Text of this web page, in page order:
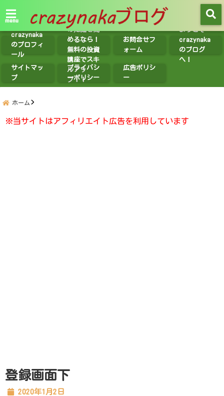
menu
crazynaka
のプロフィ
ール
紹介】投資
の知識を高
めるなら！
無料の投資
講座でスキ
ルアッ
プ！！
お問合せフ
ォーム
ようこそ
crazynaka
のブログ
へ！
サイトマッ
プ
プライバシ
ーポリシー
広告ポリシ
ー
ホーム
※当サイトはアフィリエイト広告を利用しています
登録画面下
2020年1月2日